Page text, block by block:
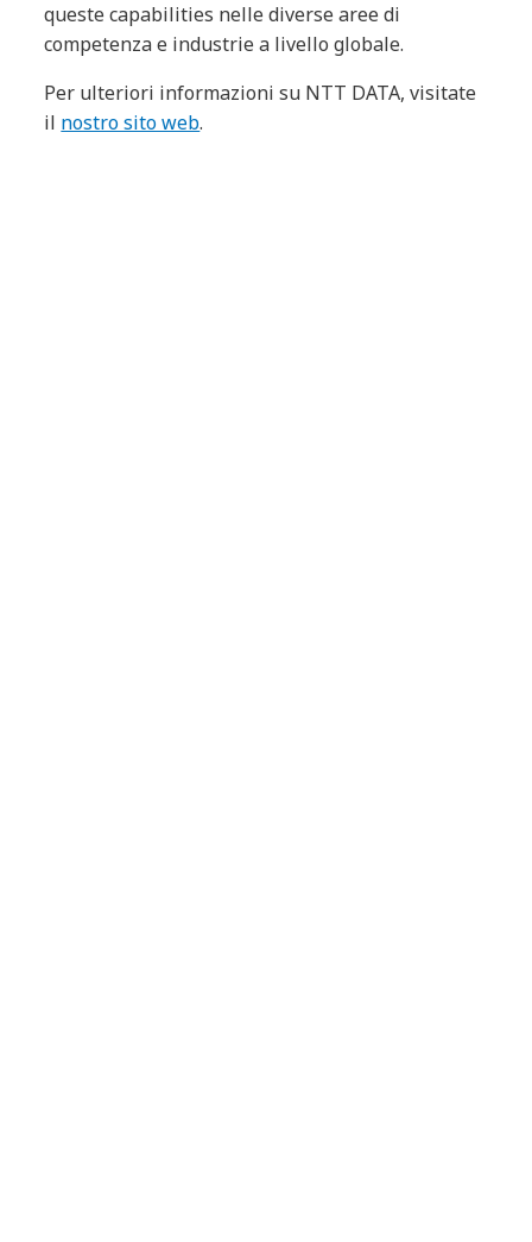
queste capabilities nelle diverse aree di
competenza e industrie a livello globale.
Per ulteriori informazioni su NTT DATA, visitate
il nostro sito web.